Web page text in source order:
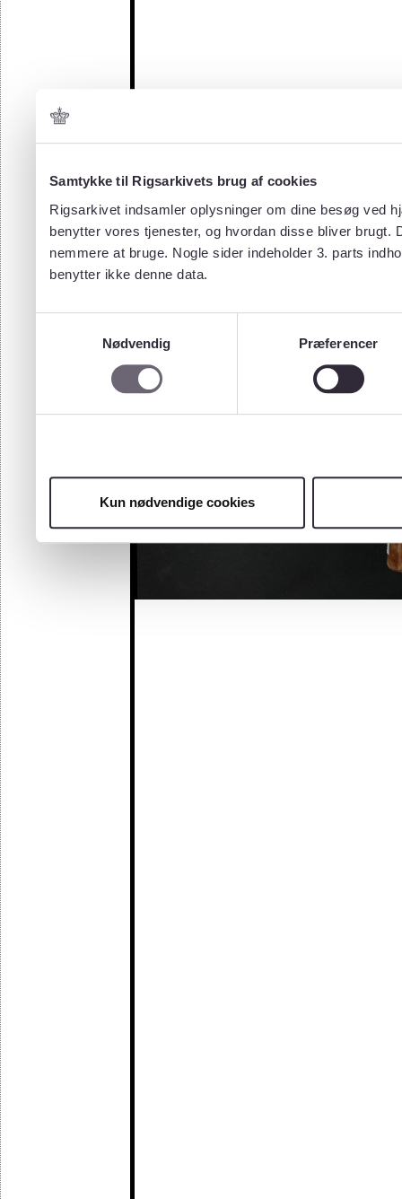
Samtykke til Rigsarkivets brug af cookies
Rigsarkivet indsamler oplysninger om dine besøg ved
benytter vores tjenester, og hvordan disse bliver
nemmere at bruge. Nogle sider indeholder 3. parts
benytter ikke denne data.
Nødvendig
Præferencer
Kun nødvendige cookies